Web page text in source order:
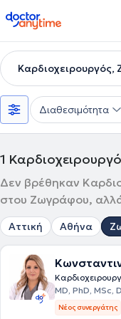
doctoranytime
Διαθεσιμότητα
1
Δεν βρέθηκαν
στου Ζωγράφου, αλλά
Αττική Αθήνα
MD, PhD, MSc,
Νέος συνεργάτης